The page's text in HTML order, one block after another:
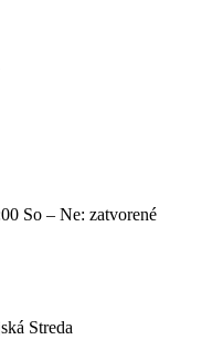
So – Ne: zatvorené
Streda